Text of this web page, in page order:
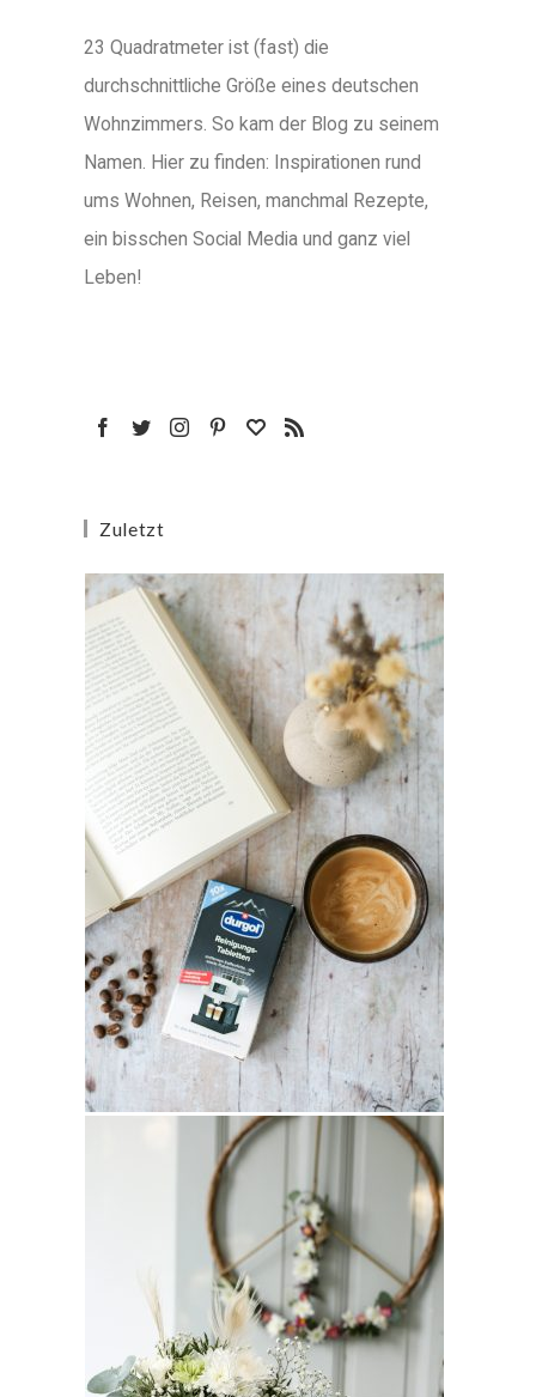
23 Quadratmeter ist (fast) die
durchschnittliche Größe eines deutschen
Wohnzimmers. So kam der Blog zu seinem
Namen. Hier zu finden: Inspirationen rund
ums Wohnen, Reisen, manchmal Rezepte,
ein bisschen Social Media und ganz viel
Leben!
Zuletzt